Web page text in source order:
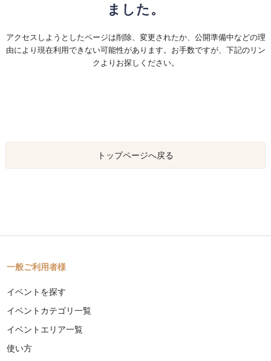
ました。
アクセスしようとしたページは削除、変更されたか、公開準備中などの理
由により現在利用できない可能性があります。お手数ですが、下記のリン
クよりお探しください。
トップページへ戻る
一般ご利用者様
イベントを探す
イベントカテゴリ一覧
イベントエリア一覧
使い方